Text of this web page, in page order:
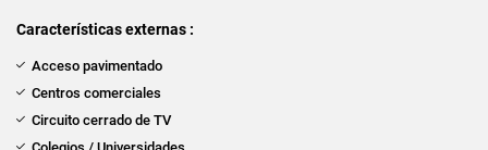
Características externas :
Acceso pavimentado
Centros comerciales
Circuito cerrado de TV